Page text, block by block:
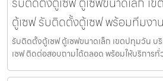
ตู้เซฟ รับติดตั้งตู้เซฟ พร้อมทีมงา
รับติดตั้งตู้เซฟ ตู้เซฟขนาดเล็ก เขตปทุมวัน บ
เซฟ ติดต่อสอบถามได้ตลอด พร้อมให้บริการทั่